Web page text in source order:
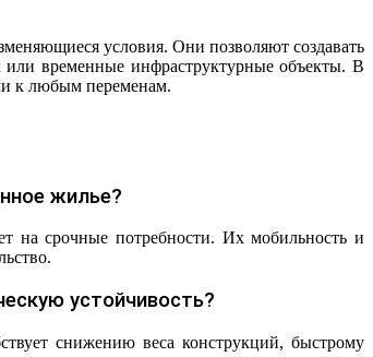
условия. Они позволяют создавать
временные инфраструктурные объекты. В
к любым переменам.
жилье?
на срочные потребности. Их мобильность и
устойчивость?
снижению веса конструкций, быстрому